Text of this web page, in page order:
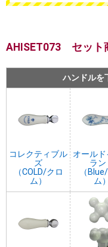
AHISET073 セット
ハンドルを
コレクティブル
ズ
（COLD/クロ
ム）
オール
ラン
（
ム）